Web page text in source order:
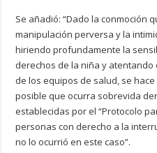
Se añadió: “Dado la conmoción
manipulación perversa y la
hiriendo profundamente la
derechos de la niña y
de los equipos de salud, se
posible que ocurra sobrevida
establecidas por el “Protocolo
personas con derecho a la
no lo ocurrió en este caso”.